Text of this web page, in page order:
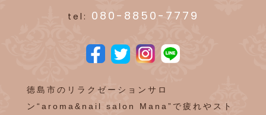
tel: 080-8850-7779
徳島市のリラクゼーションサロ
ン“aroma&nail salon Mana”で疲れやスト